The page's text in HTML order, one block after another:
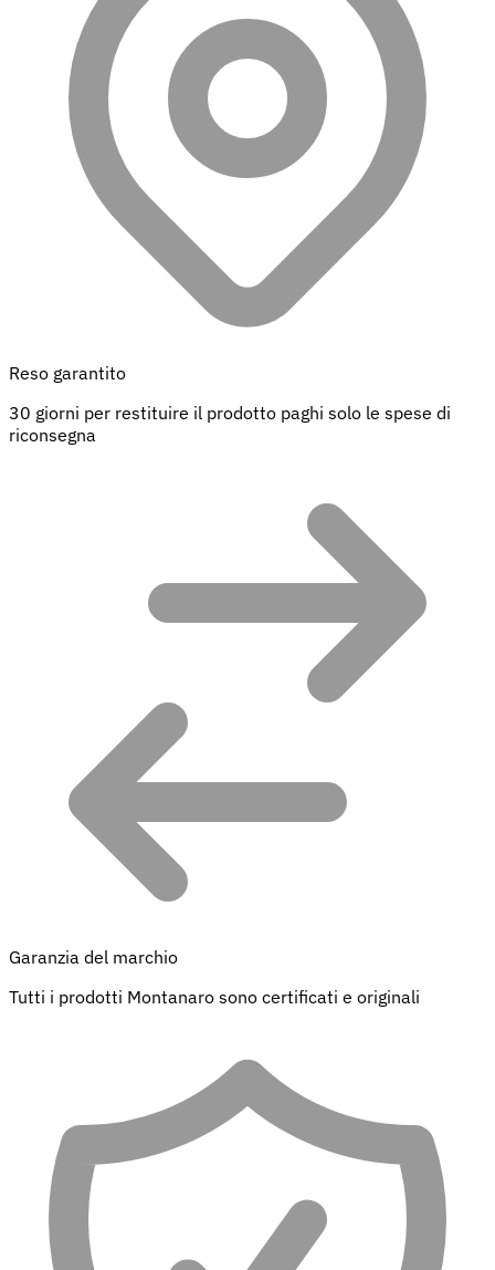
Reso garantito
30 giorni per restituire il prodotto paghi solo le spese di
riconsegna
Garanzia del marchio
Tutti i prodotti Montanaro sono certificati e originali